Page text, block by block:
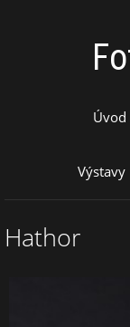
Úvod
Výstavy
Hathor